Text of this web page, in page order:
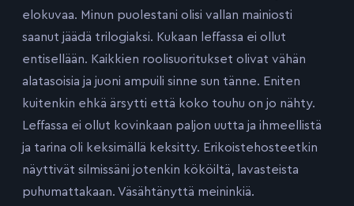
elokuvaa. Minun puolestani olisi vallan mainiosti
saanut jäädä trilogiaksi. Kukaan leffassa ei ollut
entisellään. Kaikkien roolisuoritukset olivat vähän
alatasoisia ja juoni ampuili sinne sun tänne. Eniten
kuitenkin ehkä ärsytti että koko touhu on jo nähty.
Leffassa ei ollut kovinkaan paljon uutta ja ihmeellistä
ja tarina oli keksimällä keksitty. Erikoistehosteetkin
näyttivät silmissäni jotenkin kököiltä, lavasteista
puhumattakaan. Väsähtänyttä meininkiä.